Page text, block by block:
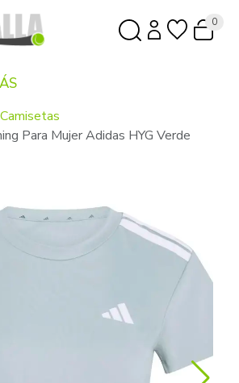
0
Camisetas
Para Mujer Adidas HYG Verde